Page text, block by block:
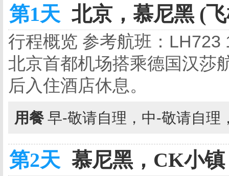
第1天 北京，慕尼黑 (
行程概览 参考航班：LH723
北京首都机场搭乘德国汉莎
后入住酒店休息。
用餐 早-敬请自理，中-敬请自理
第2天 慕尼黑，CK小